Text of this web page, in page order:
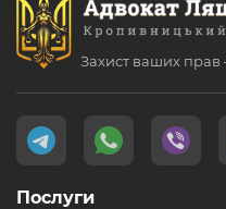
Захист ваших прав
Послуги